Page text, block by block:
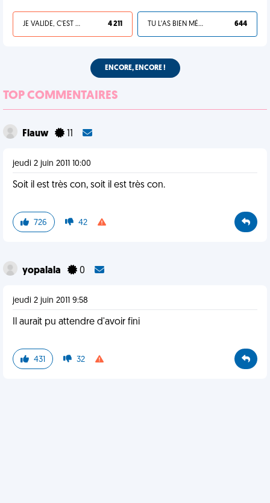
JE VALIDE, C'EST UNE VDM 4 211 TU L'AS BIEN MÉRITÉ 644
ENCORE, ENCORE !
TOP COMMENTAIRES
Flauw
jeudi 2 juin 2011 10:00
Soit il est très con, soit il est très con.
726 42
yopalala 0
jeudi 2 juin 2011 9:58
Il aurait pu attendre d'avoir fini
431 32